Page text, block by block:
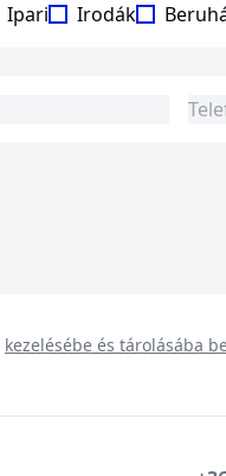
Ipari Irodák
kezelésébe és tárolásába